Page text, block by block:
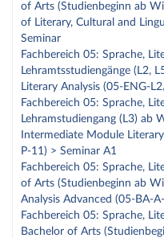
of Arts (Studienbeginn ab
of Literary, Cultural and
Seminar
Fachbereich 05: Sprache,
Lehramtsstudiengänge (L2,
Literary Analysis (05-ENG-
Fachbereich 05: Sprache,
Lehramstudiengang (L3) ab
Intermediate Module
P-11) > Seminar A1
Fachbereich 05: Sprache,
of Arts (Studienbeginn ab
Analysis Advanced (05-BA-
Fachbereich 05: Sprache,
Bachelor of Arts